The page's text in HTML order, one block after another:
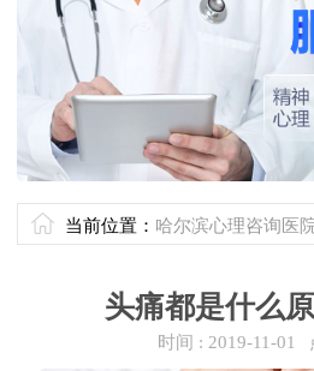
当前位置： 哈尔滨心理咨询医
头痛都是什么
时间 : 2019-11-01